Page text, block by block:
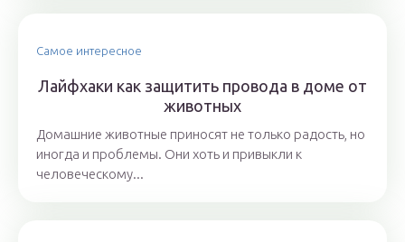
Самое интересное
Лайфхаки как защитить провода в доме от
животных
Домашние животные приносят не только радость, но
иногда и проблемы. Они хоть и привыкли к
человеческому...